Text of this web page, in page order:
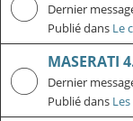
Dernier
Publié dans Le
MASERATI
Dernier
Publié dans